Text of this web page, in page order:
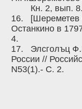
Кн. 2, вып.
16.
[Шереметев
Останкино в
4.
17.
Элсголъц
России //
N53(1).- С. 2.